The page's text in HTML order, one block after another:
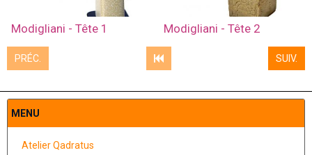
Modigliani - Tête 1 Modigliani - Tête 2
PRÉC. SUIV.
MENU
Atelier Qadratus